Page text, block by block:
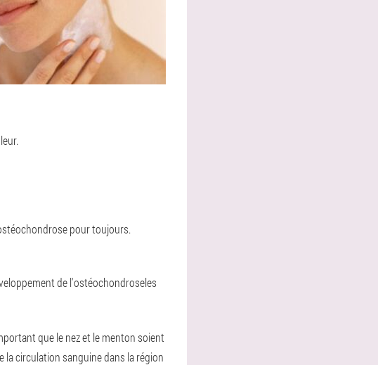
pour toujours.
de l'ostéochondroseles
que le nez et le menton soient
la circulation sanguine dans la région